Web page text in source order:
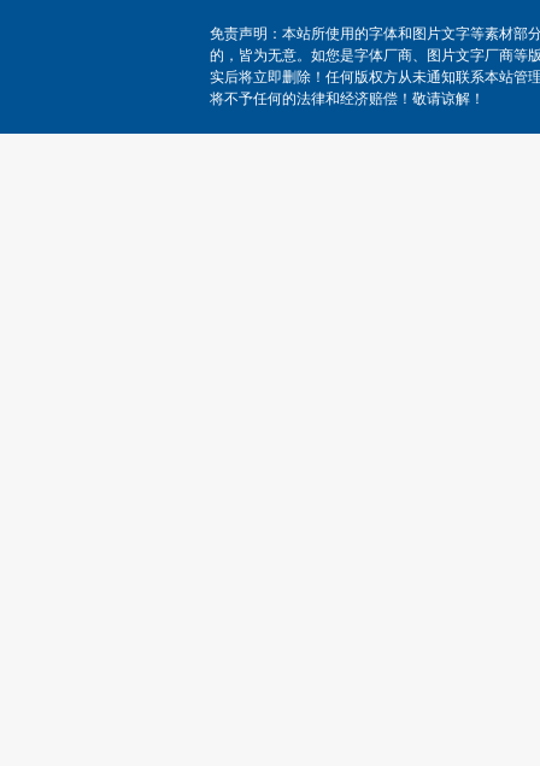
免责声明：本站所使用的字体和图片文字等素材部
的，皆为无意。如您是字体厂商、图片文字厂商等
实后将立即删除！任何版权方从未通知联系本站管
将不予任何的法律和经济赔偿！敬请谅解！